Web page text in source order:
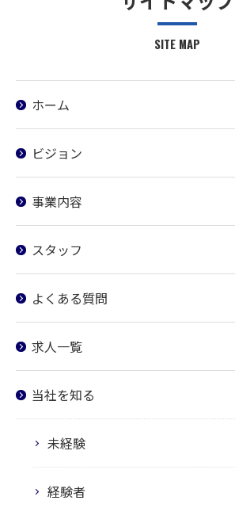
SITE MAP
ホーム
ビジョン
事業内容
スタッフ
よくある質問
求人一覧
当社を知る
未経験
経験者